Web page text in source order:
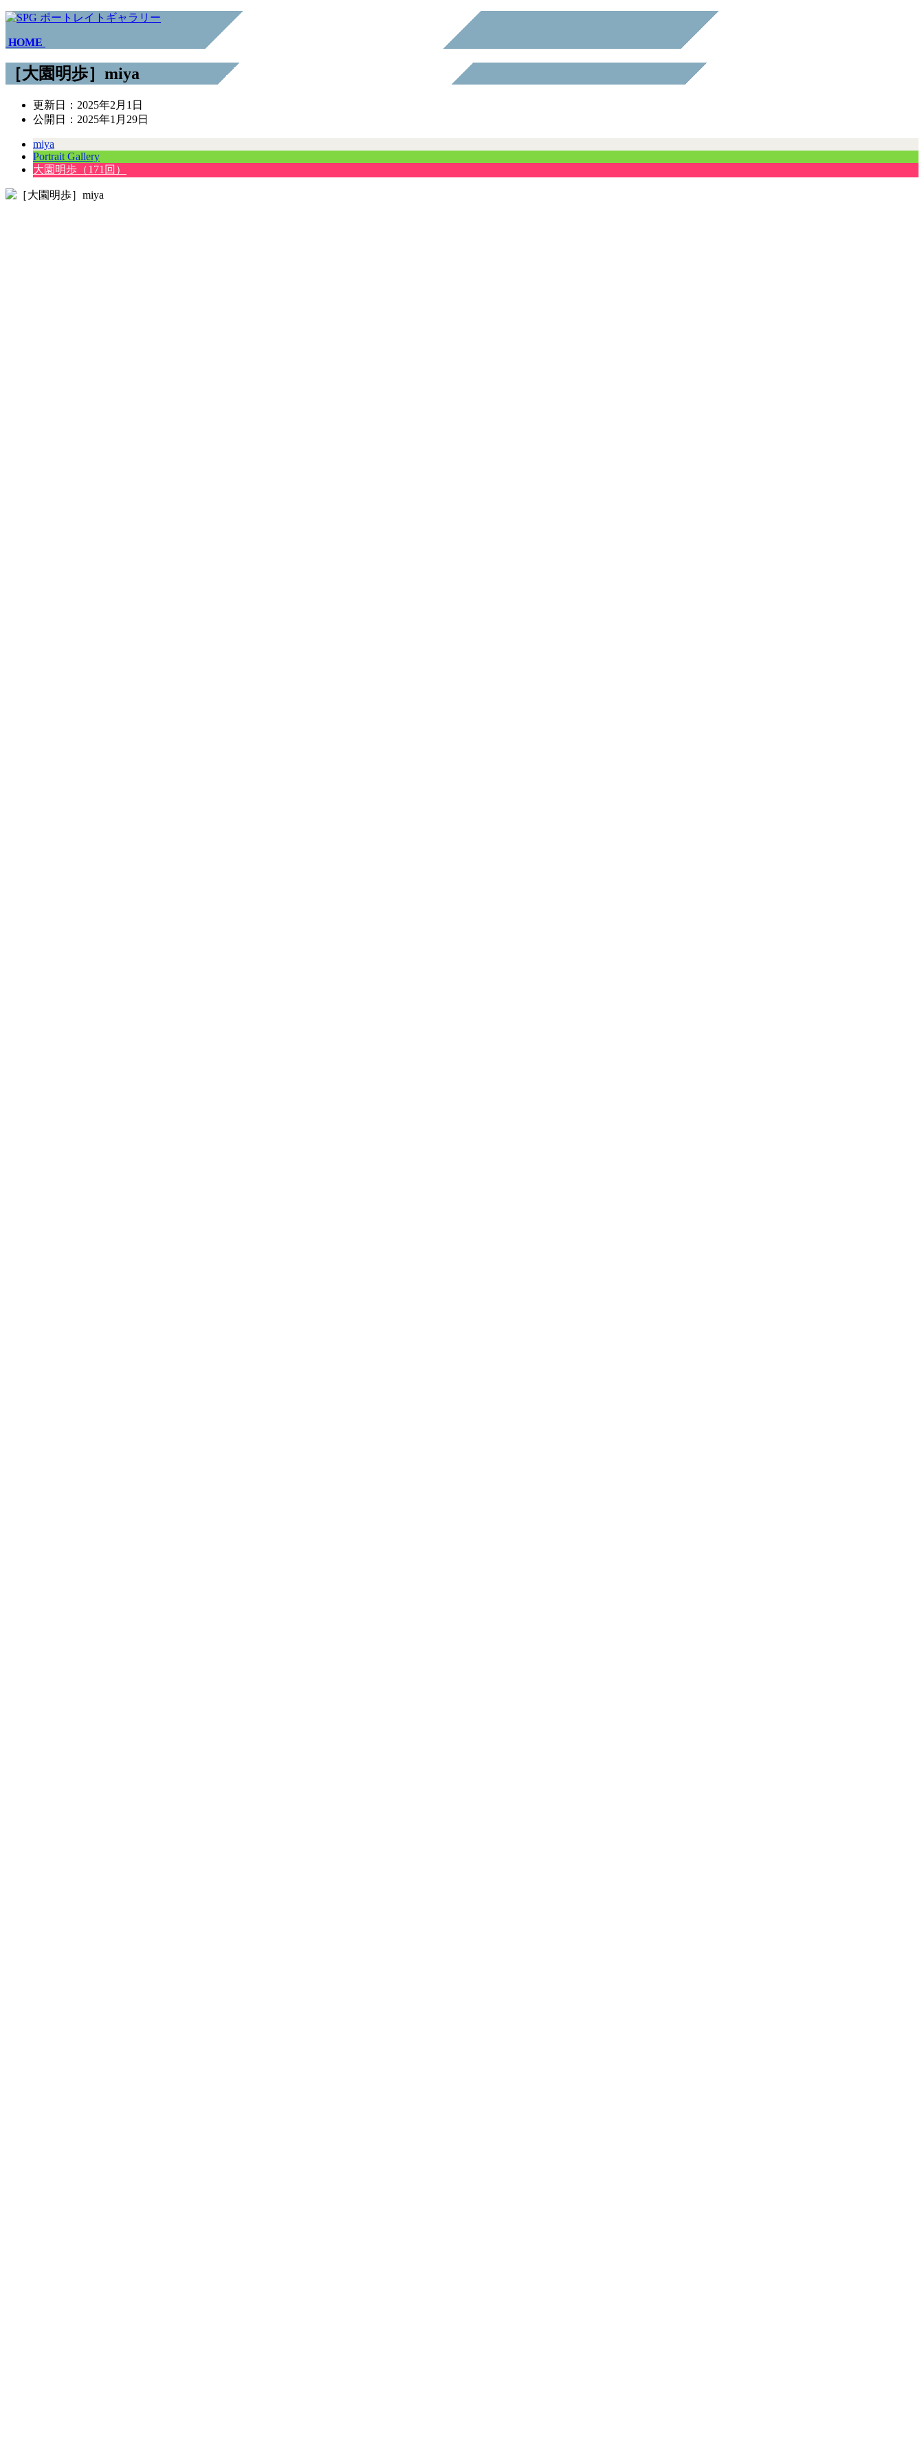
HOME
［大園明歩］miya
更新日： 2025年2月1日
公開日： 2025年1月29日
miya
Portrait Gallery
大園明歩（171回）